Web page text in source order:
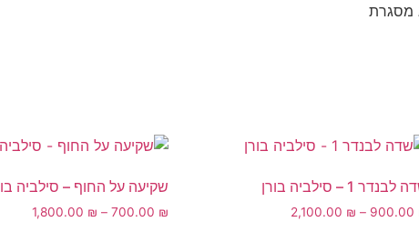
מסגרת
1 – סילביה בורן
900.00
–
2,100.00 ₪
שקיעה על החוף – סילביה
700.00 ₪
–
1,800.00 ₪